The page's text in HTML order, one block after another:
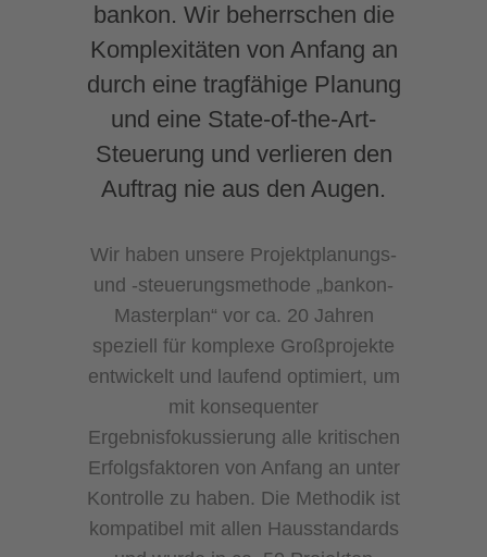
bankon. Wir beherrschen die
Komplexitäten von Anfang an
durch eine tragfähige Planung
und eine State-of-the-Art-
Steuerung und verlieren den
Auftrag nie aus den Augen.
Wir haben unsere Projektplanungs-
und -steuerungsmethode „bankon-
Masterplan“ vor ca. 20 Jahren
speziell für komplexe Großprojekte
entwickelt und laufend optimiert, um
mit konsequenter
Ergebnisfokussierung alle kritischen
Erfolgsfaktoren von Anfang an unter
Kontrolle zu haben. Die Methodik ist
kompatibel mit allen Hausstandards